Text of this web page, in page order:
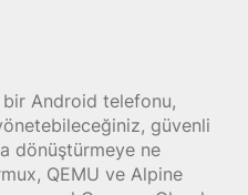
bir Android telefonu,
güvenli
dönüştürmeye ne
QEMU ve Alpine